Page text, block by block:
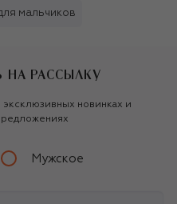
мальчиков
НА РАССЫЛКУ
эксклюзивных новинках и
Мужское